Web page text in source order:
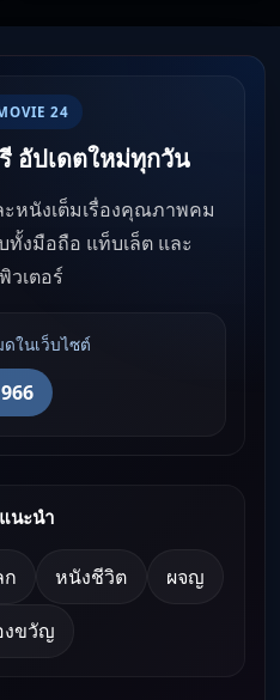
24
อัปเดตใหม่ทุกวัน
หนังเต็มเรื่องคุณภาพคม
ทั้งมือถือ แท็บเล็ต และ
วเตอร์
ในเว็บไซต์
นะนำ
ก หนังชีวิต ผจญ
งขวัญ